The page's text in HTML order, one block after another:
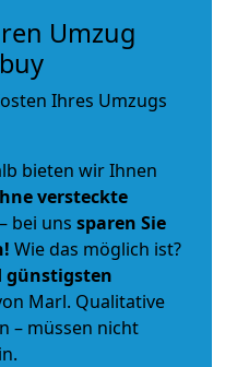
Umzug
Ihres Umzugs
bieten wir Ihnen
versteckte
bei uns sparen Sie
Wie das möglich ist?
günstigsten
Marl. Qualitative
– müssen nicht